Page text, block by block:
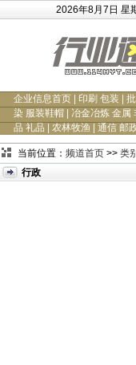
2026年8月7日 星
企业信息首页 印刷 包装
染 服装鞋帽
冶金冶炼 金属
品 礼品
农林牧渔 通信 邮
当前位置： 频道首页 >> 类
行政